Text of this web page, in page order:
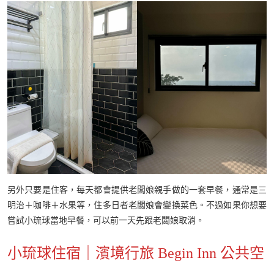
另外只要是住客，每天都會提供老闆娘親手做的一套早餐，通常是三
明治＋咖啡＋水果等，住多日者老闆娘會變換菜色。不過如果你想要
嘗試小琉球當地早餐，可以前一天先跟老闆娘取消。
小琉球住宿｜濱境行旅 Begin Inn 公共空